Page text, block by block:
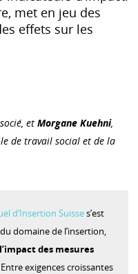
met en jeu des
effets sur les
et Morgane Kuehni,
de travail social et de la
d’Insertion Suisses’est
domaine de l’insertion,
des mesures
Entre exigences croissantes